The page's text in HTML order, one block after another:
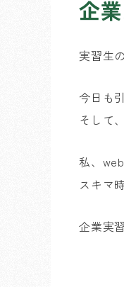
企
実習生
今日も
そして
私、
スキマ
企業実